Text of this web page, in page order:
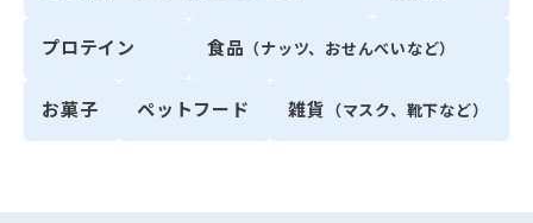
プロテイン 食品 （ナッツ、おせんべいなど）
お菓子 ペットフード 雑貨 （マスク、靴下など）